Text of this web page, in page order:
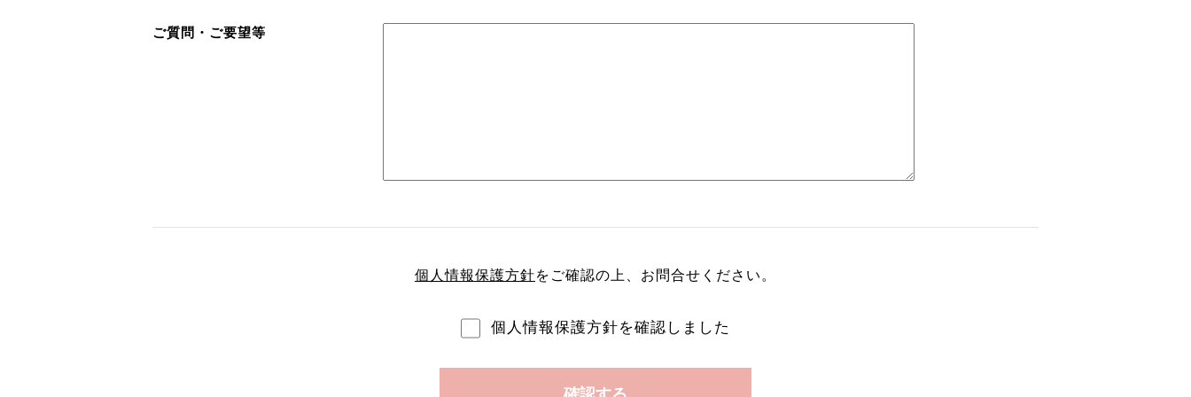
ご質問・ご要望等
個人情報保護方針をご確認の上、 お問合せください。
個人情報保護方針を確認しました